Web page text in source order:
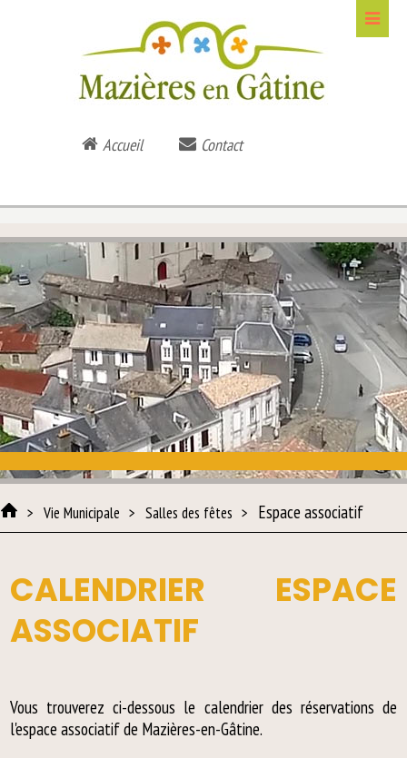
Accueil Contact
Vie Municipale Salles des fêtes Espace associatif
CALENDRIER ESPACE
ASSOCIATIF
Vous trouverez ci-dessous le calendrier des réservations de
l'espace associatif de Mazières-en-Gâtine.